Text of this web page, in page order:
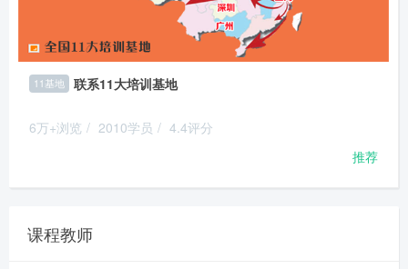
11基地 联系11大培训基地
6万+浏览 / 2010学员 / 4.4评分
推荐
课程教师